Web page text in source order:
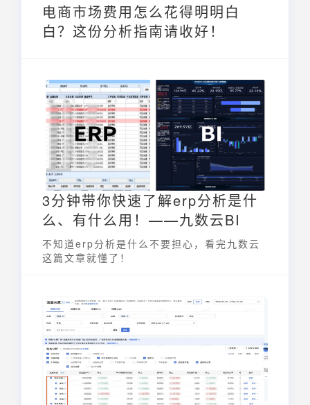
电商市场费用怎么花得明明白
白？这份分析指南请收好！
3分钟带你快速了解erp分析是什
么、有什么用！——九数云BI
不知道erp分析是什么不要担心，看完九数云
这篇文章就懂了！